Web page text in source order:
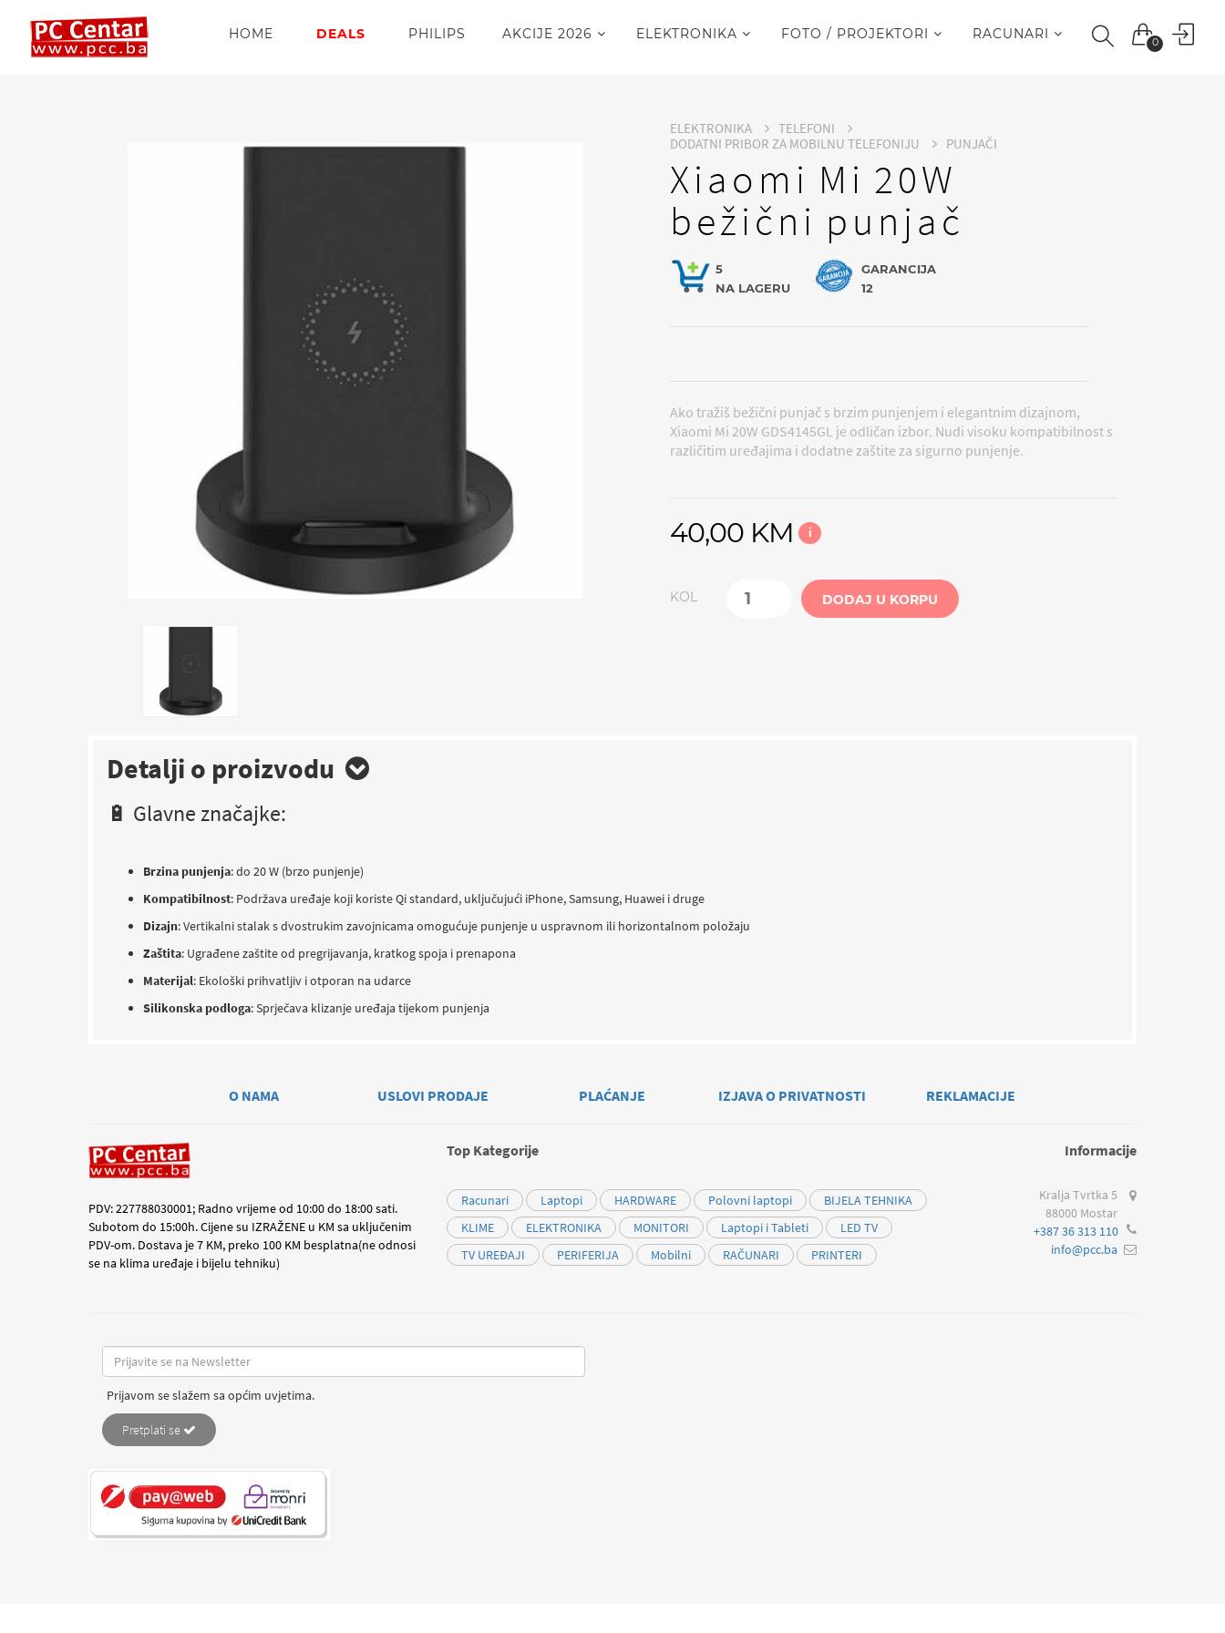
0
HOME DEALS PHILIPS AKCIJE 2026 ELEKTRONIKA FOTO / PROJEKTORI RACUNARI
ELEKTRONIKA
TELEFONI
DODATNI PRIBOR ZA MOBILNU TELEFONIJU
PUNJAČI
Xiaomi Mi 20W
bežični punjač
5
NA LAGERU
GARANCIJA
12
Ako tražiš bežični punjač s brzim punjenjem i elegantnim dizajnom,
Xiaomi Mi 20W GDS4145GL je odličan izbor. Nudi visoku kompatibilnost s
različitim uređajima i dodatne zaštite za sigurno punjenje.
40,00 KM i
KOL DODAJ U KORPU
Detalji o proizvodu
🔋 Glavne značajke:
Brzina punjenja:do 20 W (brzo punjenje)
Kompatibilnost: Podržava uređaje koji koriste Qi standard, uključujući iPhone, Samsung, Huawei i druge
Dizajn:Vertikalni stalak s dvostrukim zavojnicama omogućuje punjenje u uspravnom ili horizontalnom položaju
Zaštita: Ugrađene zaštite od pregrijavanja, kratkog spoja i prenapona
Materijal: Ekološki prihvatljiv i otporan na udarce
Silikonska podloga:Sprječava klizanje uređaja tijekom punjenja
O NAMA USLOVI PRODAJE PLAĆANJE IZJAVA O PRIVATNOSTI REKLAMACIJE
PDV: 227788030001; Radno vrijeme od 10:00 do 18:00 sati.
Subotom do 15:00h. Cijene su IZRAŽENE u KM sa uključenim
PDV-om. Dostava je 7 KM, preko 100 KM besplatna(ne odnosi
se na klima uređaje i bijelu tehniku)
Top Kategorije
Racunari Laptopi HARDWARE Polovni laptopi
BIJELA TEHNIKA
KLIME
ELEKTRONIKA MONITORI Laptopi i Tableti
LED TV
TV UREĐAJI
PERIFERIJA Mobilni RAČUNARI PRINTERI
Informacije
Kralja Tvrtka 5
88000 Mostar
+387 36 313 110
info@pcc.ba
Prijavom se slažem sa općim uvjetima.
Pretplati se